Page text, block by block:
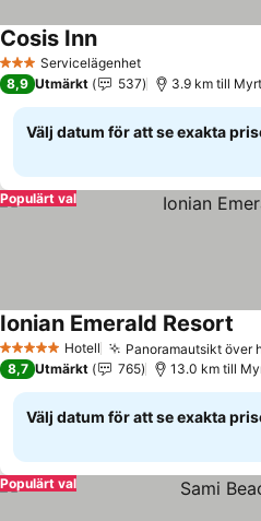
3 StjärnorServicelägenhet
Cosis InnSe priser
8,9 Utmärkt 537 3.9 km till
Välj datum för att se exakta
Populärt val
5 Stjärnor Hotell Panoramautsikt över
Ionian Emerald Resort
8,7 Utmärkt 765 13.0 km till
Välj datum för att se exakta
Populärt val